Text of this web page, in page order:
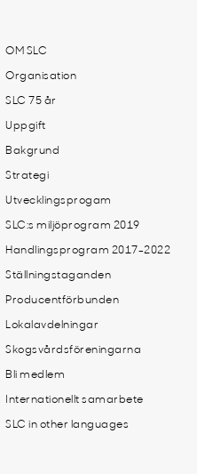
OM SLC
Organisation
SLC 75 år
Uppgift
Bakgrund
Strategi
Utvecklingsprogam
SLC:s miljöprogram 2019
Handlingsprogram 2017-2022
Ställningstaganden
Producentförbunden
Lokalavdelningar
Skogsvårdsföreningarna
Bli medlem
Internationellt samarbete
SLC in other languages